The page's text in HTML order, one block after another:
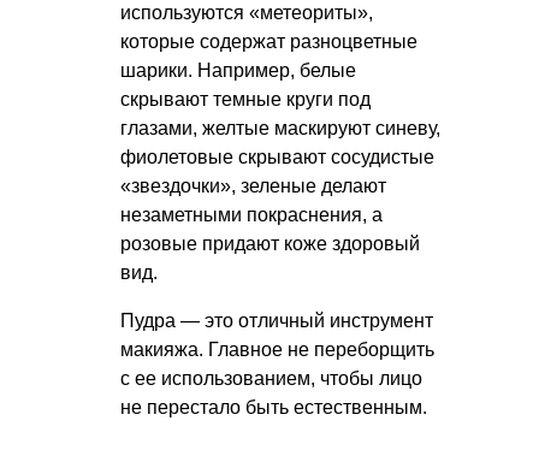
используются «метеориты»,
которые содержат разноцветные
шарики. Например, белые
скрывают темные круги под
глазами, желтые маскируют синеву,
фиолетовые скрывают сосудистые
«звездочки», зеленые делают
незаметными покраснения, а
розовые придают коже здоровый
вид.
Пудра — это отличный инструмент
макияжа. Главное не переборщить
с ее использованием, чтобы лицо
не перестало быть естественным.